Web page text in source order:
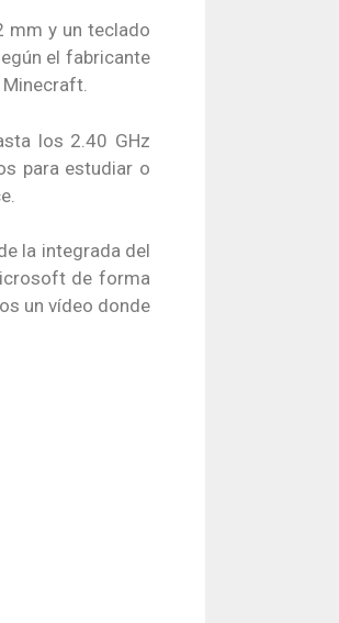
mm y un teclado
el fabricante
los 2.40 GHz
para estudiar o
la integrada del
de forma
un vídeo donde